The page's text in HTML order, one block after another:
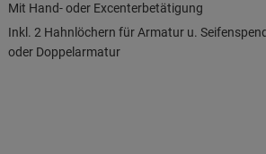
Mit Hand- oder Excenterbetätigung
Inkl. 2 Hahnlöchern für Armatur u.
oder Doppelarmatur